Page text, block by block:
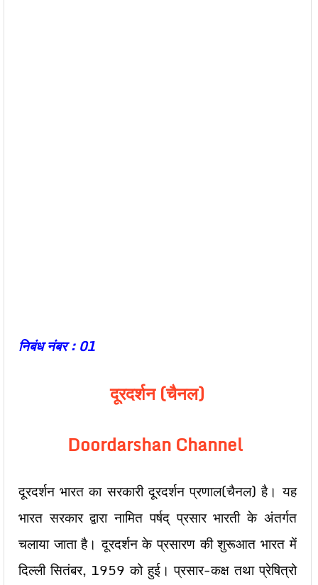
निबंध नंबर : 01
दूरदर्शन (चैनल)
Doordarshan Channel
दूरदर्शन भारत का सरकारी दूरदर्शन प्रणाल(चैनल) है। यह
भारत सरकार द्वारा नामित पर्षद् प्रसार भारती के अंतर्गत
चलाया जाता है। दूरदर्शन के प्रसारण की शुरूआत भारत में
दिल्ली सितंबर, 1959 को हुई। प्रसार-कक्ष तथा प्रेषित्रो